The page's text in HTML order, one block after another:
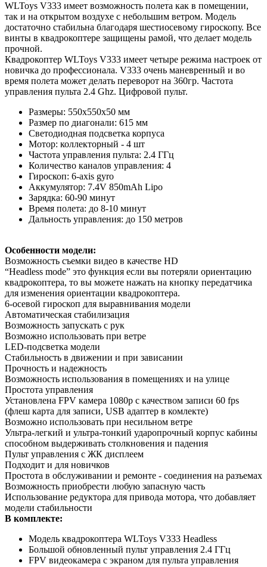
WLToys V333 имеет возможность полета как в помещении,
так и на открытом воздухе с небольшим ветром. Модель
достаточно стабильна благодаря шестиосевому гироскопу. Все
винты в квадрокоптере защищены рамой, что делает модель
прочной.
Квадрокоптер WLToys V333 имеет четыре режима настроек от
новичка до профессионала. V333 очень маневренный и во
время полета может делать переворот на 360гр. Частота
управления пульта 2.4 Ghz. Цифровой пульт.
Размеры: 550х550x50 мм
Размер по диагонали: 615 мм
Светодиодная подсветка корпуса
Мотор: коллекторный - 4 шт
Частота управления пульта: 2.4 ГГц
Количество каналов управления: 4
Гироскоп: 6-axis gyro
Аккумулятор: 7.4V 850mAh Lipo
Зарядка: 60-90 минут
Время полета: до 8-10 минут
Дальность управления: до 150 метров
Особенности модели:
Возможность съемки видео в качестве HD
“Headless mode” это функция если вы потеряли ориентацию
квадрокоптера, то вы можете нажать на кнопку передатчика
для изменения ориентации квадрокоптера.
6-осевой гироскоп для выравнивания модели
Автоматическая стабилизация
Возможность запускать с рук
Возможно использовать при ветре
LED-подсветка модели
Стабильность в движении и при зависании
Прочность и надежность
Возможность использования в помещениях и на улице
Простота управления
Установлена FPV камера 1080p с качеством записи 60 fps
(флеш карта для записи, USB адаптер в комлекте)
Возможно использовать при несильном ветре
Ультра-легкий и ультра-тонкий ударопрочный корпус кабины
способном выдерживать столкновения и падения
Пульт управления с ЖК дисплеем
Подходит и для новичков
Простота в обслуживании и ремонте - соединения на разъемах
Возможность приобрести любую запасную часть
Использование редуктора для привода мотора, что добавляет
модели стабильности
В комплекте:
Модель квадрокоптера WLToys V333 Headless
Большой обновленный пульт управления 2.4 ГГц
FPV видеокамера с экраном для пульта управления